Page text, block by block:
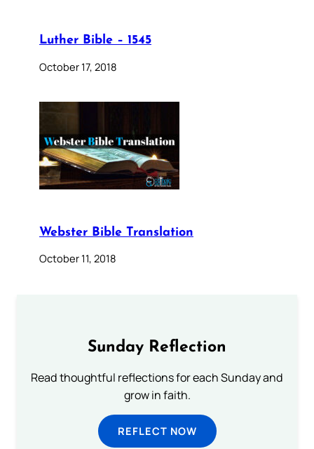
Luther Bible – 1545
October 17, 2018
Webster Bible Translation
October 11, 2018
Sunday Reflection
Read thoughtful reflections for each Sunday and
grow in faith.
REFLECT NOW